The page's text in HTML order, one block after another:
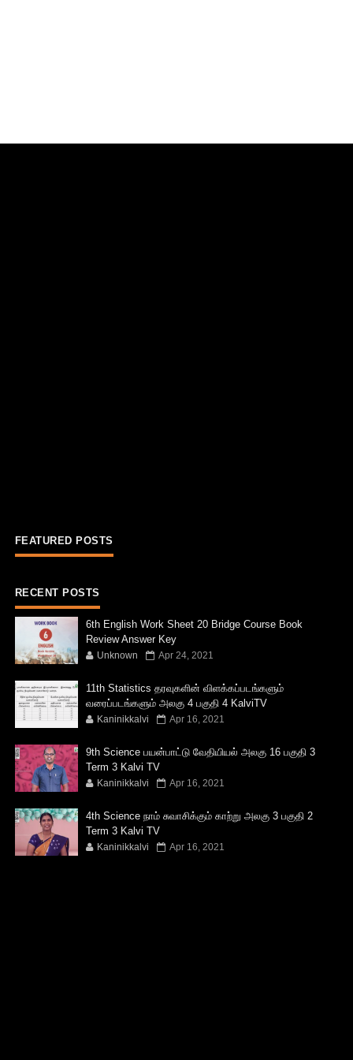
FEATURED POSTS
RECENT POSTS
6th English Work Sheet 20 Bridge Course Book
Review Answer Key
Unknown Apr 24, 2021
11th Statistics தரவுகளின் விளக்கப்படங்களும்
வரைப்படங்களும் அலகு 4 பகுதி 4 KalviTV
Kaninikkalvi Apr 16, 2021
9th Science பயன்பாட்டு வேதியியல் அலகு 16 பகுதி 3
Term 3 Kalvi TV
Kaninikkalvi Apr 16, 2021
4th Science நாம் சுவாசிக்கும் காற்று அலகு 3 பகுதி 2
Term 3 Kalvi TV
Kaninikkalvi Apr 16, 2021